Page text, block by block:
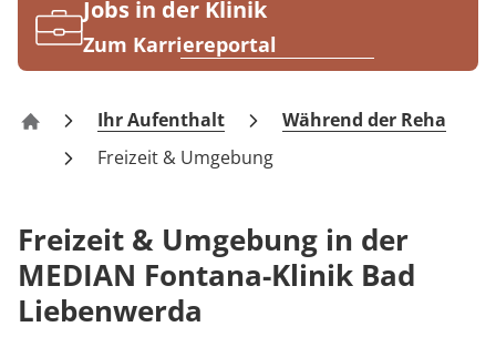
Karriere
Jobs in der Klinik
Zum Karriereportal
Fontana-Klinik Bad Liebenwerda
Ihr Aufenthalt
Während der Reha
Freizeit & Umgebung
Freizeit & Umgebung in der
MEDIAN Fontana-Klinik Bad
Liebenwerda